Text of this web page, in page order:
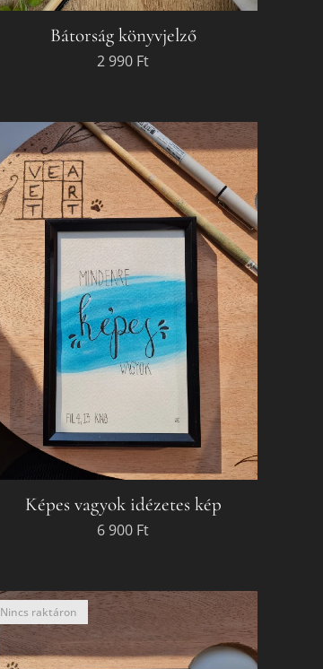
Bátorság könyvjelző
2 990 Ft
Képes vagyok idézetes kép
6 900 Ft
Nincs raktáron